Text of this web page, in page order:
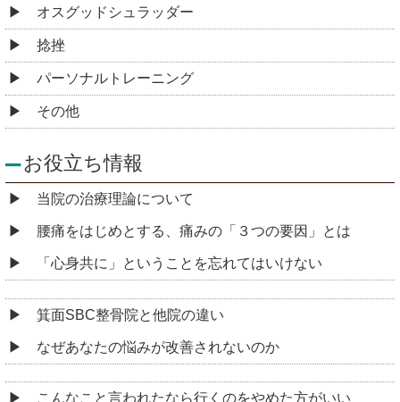
オスグッドシュラッダー
捻挫
パーソナルトレーニング
その他
お役立ち情報
当院の治療理論について
腰痛をはじめとする、痛みの「３つの要因」とは
「心身共に」ということを忘れてはいけない
箕面SBC整骨院と他院の違い
なぜあなたの悩みが改善されないのか
こんなこと言われたなら行くのをやめた方がいい